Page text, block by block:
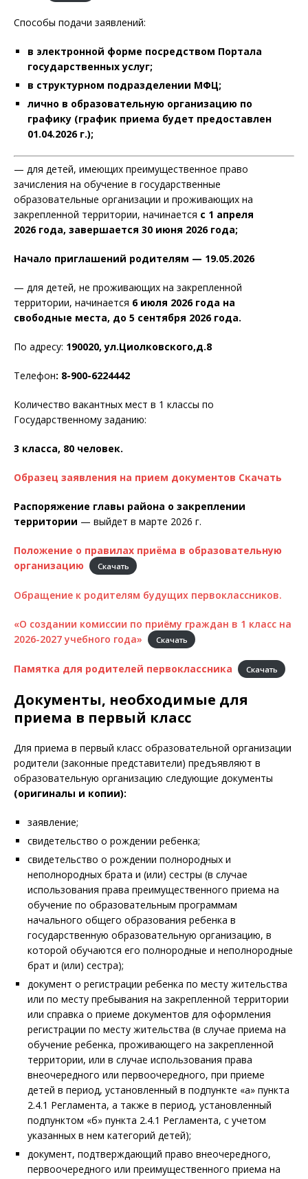
Способы подачи заявлений:
в электронной форме посредством Портала
государственных услуг;
в структурном подразделении МФЦ;
лично в образовательную организацию по
графику (график приема будет предоставлен
01.04.2026 г.);
— для детей, имеющих преимущественное право
зачисления на обучение в государственные
образовательные организации и проживающих на
закрепленной территории, начинается с 1 апреля
2026 года, завершается 30 июня 2026 года;
Начало приглашений родителям — 19.05.2026
— для детей, не проживающих на закрепленной
территории, начинается 6 июля 2026 года на
свободные места, до 5 сентября 2026 года.
По адресу: 190020, ул.Циолковского,д.8
Телефон: 8-900-6224442
Количество вакантных мест в 1 классы по
Государственному заданию:
3 класса, 80 человек.
Образец заявления на прием документов Скачать
Распоряжение главы района о закреплении
территории — выйдет в марте 2026 г.
Положение о правилах приёма в образовательную
организацию
Скачать
Обращение к родителям будущих первоклассников.
«О создании комиссии по приёму граждан в 1 класс на
2026-2027 учебного года»
Скачать
Памятка для родителей первоклассника Скачать
Документы, необходимые для
приема в первый класс
Для приема в первый класс образовательной организации
родители (законные представители) предъявляют в
образовательную организацию следующие документы
(оригиналы и копии):
заявление;
свидетельство о рождении ребенка;
свидетельство о рождении полнородных и
неполнородных брата и (или) сестры (в случае
использования права преимущественного приема на
обучение по образовательным программам
начального общего образования ребенка в
государственную образовательную организацию, в
которой обучаются его полнородные и неполнородные
брат и (или) сестра);
документ о регистрации ребенка по месту жительства
или по месту пребывания на закрепленной территории
или справка о приеме документов для оформления
регистрации по месту жительства (в случае приема на
обучение ребенка, проживающего на закрепленной
территории, или в случае использования права
внеочередного или первоочередного, при приеме
детей в период, установленный в подпункте «а» пункта
2.4.1 Регламента, а также в период, установленный
подпунктом «б» пункта 2.4.1 Регламента, с учетом
указанных в нем категорий детей);
документ, подтверждающий право внеочередного,
первоочередного или преимущественного приема на